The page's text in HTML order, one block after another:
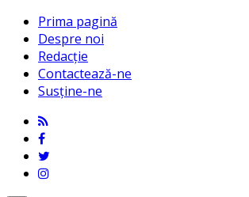
Prima pagină
Despre noi
Redacție
Contactează-ne
Susține-ne